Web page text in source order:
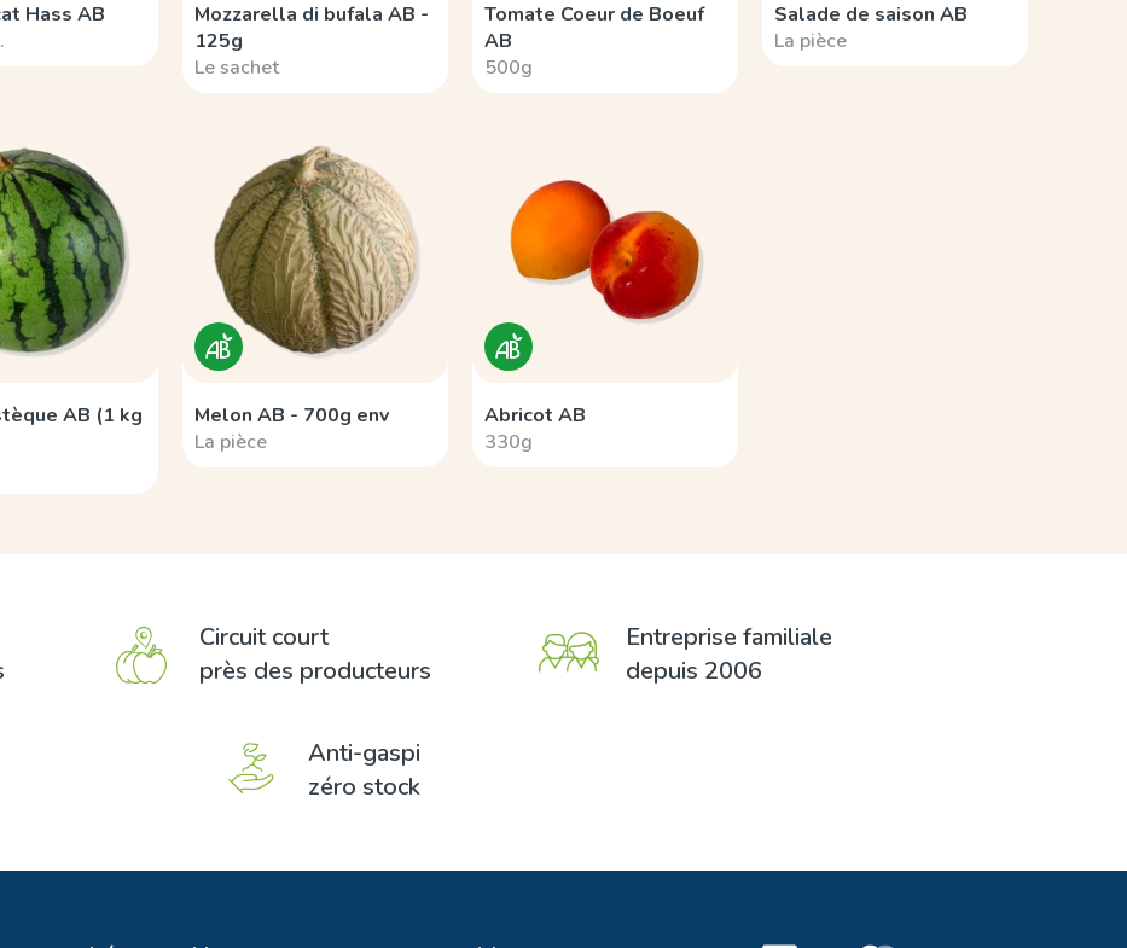
Hass AB
Mozzarella di bufala AB -
125g
Le sachet
Tomate Coeur de Boeuf
AB
500g
Salade de saison AB
La pièce
AB (1 kg
Melon AB - 700g env
La pièce
Abricot AB
330g
Circuit court
près des producteurs
Entreprise familiale
depuis 2006
Anti-gaspi
zéro stock